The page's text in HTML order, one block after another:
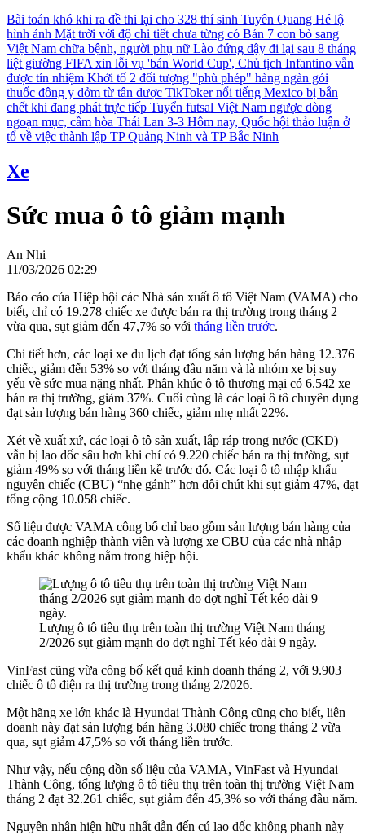
Bài toán khó khi ra đề thi lại cho 328 thí sinh Tuyên Quang Hé lộ
hình ảnh Mặt trời với độ chi tiết chưa từng có Bán 7 con bò sang
Việt Nam chữa bệnh, người phụ nữ Lào đứng dậy đi lại sau 8 tháng
liệt giường FIFA xin lỗi vụ 'bán World Cup', Chủ tịch Infantino vẫn
được tín nhiệm Khởi tố 2 đối tượng "phù phép" hàng ngàn gói
thuốc đông y dởm từ tân dược TikToker nổi tiếng Mexico bị bắn
chết khi đang phát trực tiếp Tuyển futsal Việt Nam ngược dòng
ngoạn mục, cầm hòa Thái Lan 3-3 Hôm nay, Quốc hội thảo luận ở
tổ về việc thành lập TP Quảng Ninh và TP Bắc Ninh
Xe
Sức mua ô tô giảm mạnh
An Nhi
11/03/2026 02:29
Báo cáo của Hiệp hội các Nhà sản xuất ô tô Việt Nam (VAMA) cho
biết, chỉ có 19.278 chiếc xe được bán ra thị trường trong tháng 2
vừa qua, sụt giảm đến 47,7% so với tháng liền trước.
Chi tiết hơn, các loại xe du lịch đạt tổng sản lượng bán hàng 12.376
chiếc, giảm đến 53% so với tháng đầu năm và là nhóm xe bị suy
yếu về sức mua nặng nhất. Phân khúc ô tô thương mại có 6.542 xe
bán ra thị trường, giảm 37%. Cuối cùng là các loại ô tô chuyên dụng
đạt sản lượng bán hàng 360 chiếc, giảm nhẹ nhất 22%.
Xét về xuất xứ, các loại ô tô sản xuất, lắp ráp trong nước (CKD)
vẫn bị lao dốc sâu hơn khi chỉ có 9.220 chiếc bán ra thị trường, sụt
giảm 49% so với tháng liền kề trước đó. Các loại ô tô nhập khẩu
nguyên chiếc (CBU) “nhẹ gánh” hơn đôi chút khi sụt giảm 47%, đạt
tổng cộng 10.058 chiếc.
Số liệu được VAMA công bố chỉ bao gồm sản lượng bán hàng của
các doanh nghiệp thành viên và lượng xe CBU của các nhà nhập
khẩu khác không nằm trong hiệp hội.
Lượng ô tô tiêu thụ trên toàn thị trường Việt Nam tháng
2/2026 sụt giảm mạnh do đợt nghỉ Tết kéo dài 9 ngày.
VinFast cũng vừa công bố kết quả kinh doanh tháng 2, với 9.903
chiếc ô tô điện ra thị trường trong tháng 2/2026.
Một hãng xe lớn khác là Hyundai Thành Công cũng cho biết, liên
doanh này đạt sản lượng bán hàng 3.080 chiếc trong tháng 2 vừa
qua, sụt giảm 47,5% so với tháng liền trước.
Như vậy, nếu cộng dồn số liệu của VAMA, VinFast và Hyundai
Thành Công, tổng lượng ô tô tiêu thụ trên toàn thị trường Việt Nam
tháng 2 đạt 32.261 chiếc, sụt giảm đến 45,3% so với tháng đầu năm.
Nguyên nhân hiện hữu nhất dẫn đến cú lao dốc không phanh này